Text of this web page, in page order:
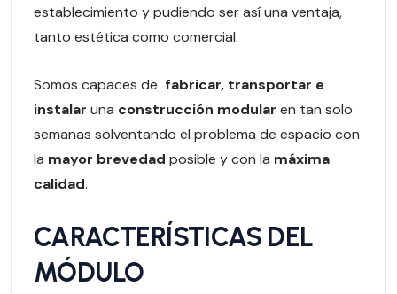
establecimiento y pudiendo ser así una ventaja,
tanto estética como comercial.
Somos capaces de fabricar, transportar e
instalar una construcción modular en tan solo
semanas solventando el problema de espacio con
la mayor brevedad posible y con la máxima
calidad.
CARACTERÍSTICAS DEL
MÓDULO